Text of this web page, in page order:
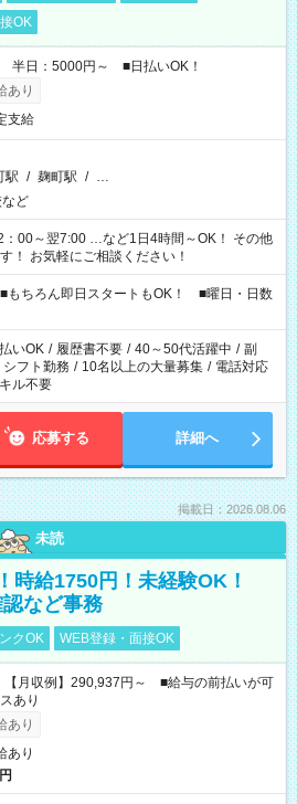
OK
半日：5000円～ ■日払いOK！
あり
支給
駅 / 麹町駅 / …
ど
～翌7:00 …など1日4時間～OK！ その他
！ お気軽にご相談ください！
ちろん即日スタートもOK！ ■曜日・日数
いOK / 履歴書不要 / 40～50代活躍中 / 副
シフト勤務 / 10名以上の大量募集 / 電話対応
ル不要
応募する 詳細へ
掲載日：2026.08.06
未読
時給1750円！未経験OK！
など事務
クOK WEB登録・面接OK
月収例】290,937円～ ■給与の前払いが可
あり
あり
あり